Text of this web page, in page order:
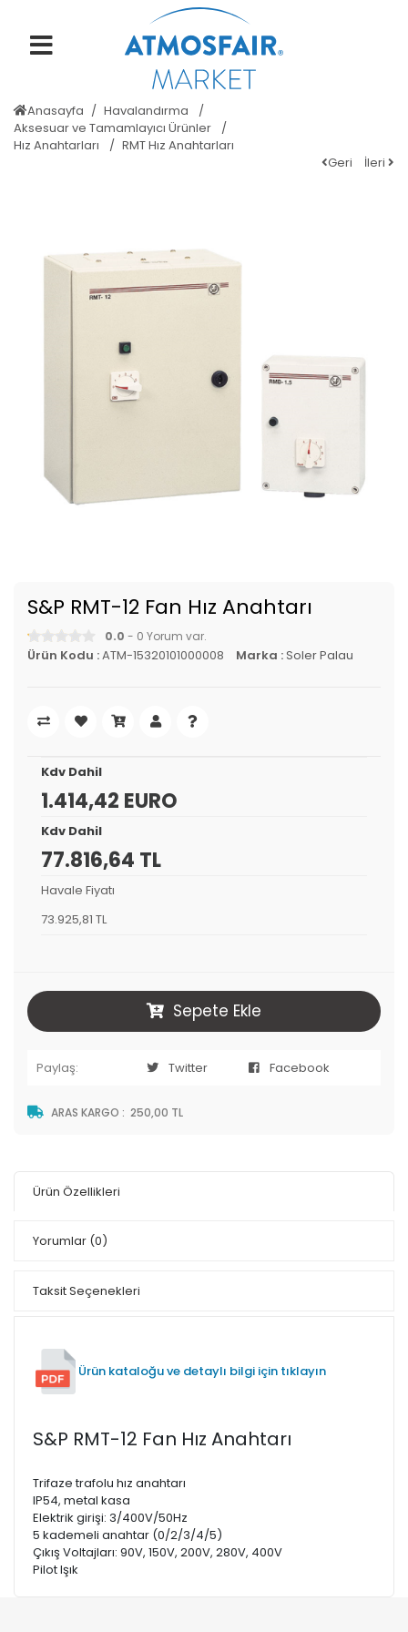
Anasayfa
Havalandırma
Aksesuar ve Tamamlayıcı Ürünler
Hız Anahtarları
RMT Hız Anahtarları
Geri
İleri
S&P RMT-12 Fan Hız Anahtarı
0.0 - 0 Yorum var.
Ürün Kodu :ATM-15320101000008 Marka :Soler Palau
Kdv Dahil
1.414,42 EURO
Kdv Dahil
77.816,64 TL
Havale Fiyatı
73.925,81 TL
Sepete Ekle
Paylaş: Twitter Facebook
ARAS KARGO : 250,00 TL
Ürün Özellikleri
Yorumlar (0)
Taksit Seçenekleri
Ürün kataloğu ve detaylı bilgi için tıklayın
S&P RMT-12 Fan Hız Anahtarı
Trifaze trafolu hız anahtarı
IP54, metal kasa
Elektrik girişi: 3/400V/50Hz
5 kademeli anahtar (0/2/3/4/5)
Çıkış Voltajları: 90V, 150V, 200V, 280V, 400V
Pilot Işık